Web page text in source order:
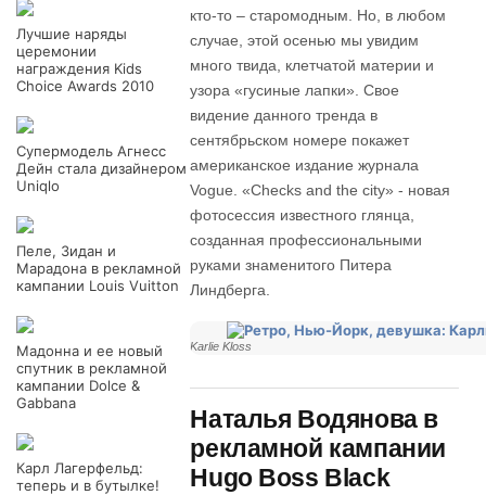
Лучшие наряды
церемонии
награждения Kids
Choice Awards 2010
Супермодель Агнесс
Дейн стала дизайнером
Uniqlo
Пеле, Зидан и
Марадона в рекламной
кампании Louis Vuitton
Мадонна и ее новый
спутник в рекламной
кампании Dolce &
Gabbana
Карл Лагерфельд:
теперь и в бутылке!
кто-то – старомодным. Но, в любом
случае, этой осенью мы увидим
много твида, клетчатой материи и
узора «гусиные лапки». Свое
видение данного тренда в
сентябрьском номере покажет
американское издание журнала
Vogue. «Checks and the city» - новая
фотосессия известного глянца,
созданная профессиональными
руками знаменитого Питера
Линдберга.
Karlie Kloss
Наталья Водянова в
рекламной кампании
Hugo Boss Black